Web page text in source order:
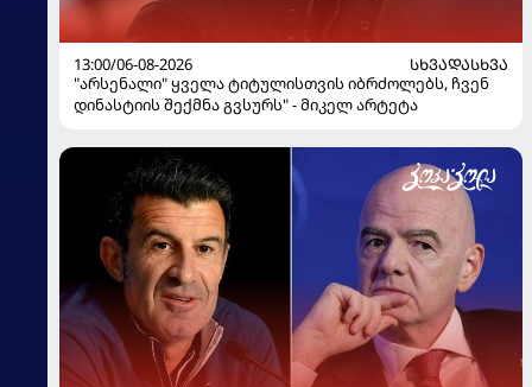
13:00/06-08-2026
ᲡᲮᲕᲐᲓᲐᲡᲮᲕᲐ
"არსენალი" ყველა ტიტულისთვის იბრძოლებს, ჩვენ
დინასტიის შექმნა გვსურს" - მიკელ არტეტა